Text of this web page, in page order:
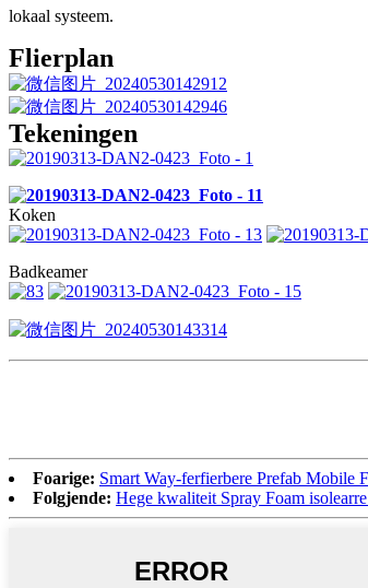
lokaal systeem.
Flierplan
Tekeningen
Koken
Badkeamer
Foarige: Smart Way-ferfierbere Prefab Mobile
Folgjende: Hege kwaliteit Spray Foam